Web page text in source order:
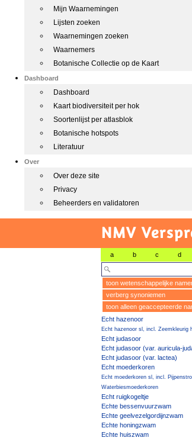
Mijn Waarnemingen
Lijsten zoeken
Waarnemingen zoeken
Waarnemers
Botanische Collectie op de Kaart
Dashboard
Dashboard
Kaart biodiversiteit per hok
Soortenlijst per atlasblok
Botanische hotspots
Literatuur
Over
Over deze site
Privacy
Beheerders en validatoren
NMV
a b c d
toon wetenschappelijke
verberg synoniemen
toon alleen geaccepteerde
Echt hazenoor
Echt hazenoor sl, incl. Zeemkleurig
Echt judasoor
Echt judasoor (var. auricula-
Echt judasoor (var. lactea)
Echt moederkoren
Echt moederkoren sl, incl.
Waterbiesmoederkoren
Echt ruigkogeltje
Echte bessenvuurzwam
Echte geelvezelgordijnzwam
Echte honingzwam
Echte huiszwam